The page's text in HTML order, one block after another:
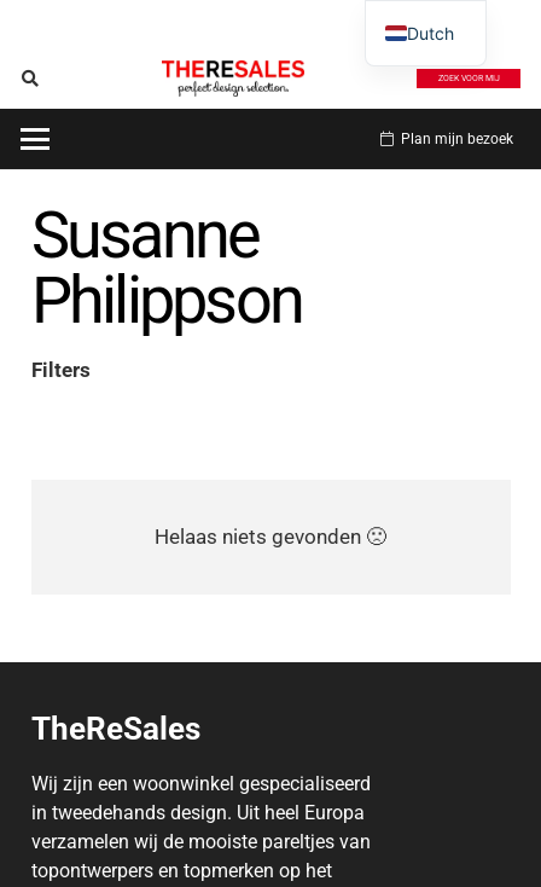
ZOEK VOOR MIJ
Plan mijn bezoek
Susanne
Philippson
Filters
Helaas niets gevonden 🙁
TheReSales
Wij zijn een woonwinkel gespecialiseerd
in tweedehands design. Uit heel Europa
verzamelen wij de mooiste pareltjes van
topontwerpers en topmerken op het
Dutch